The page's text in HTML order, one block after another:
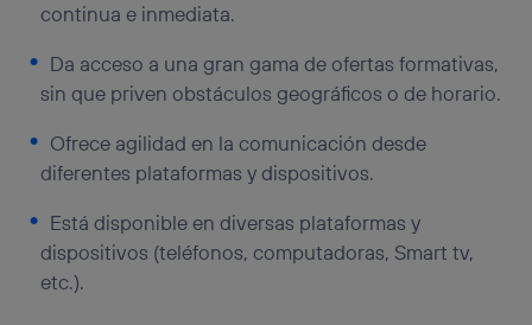
continua e inmediata.
Da acceso a una gran gama de ofertas formativas,
sin que priven obstáculos geográficos o de horario.
Ofrece agilidad en la comunicación desde
diferentes plataformas y dispositivos.
Está disponible en diversas plataformas y
dispositivos (teléfonos, computadoras, Smart tv,
etc.).